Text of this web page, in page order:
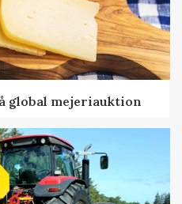
global mejeriauktion